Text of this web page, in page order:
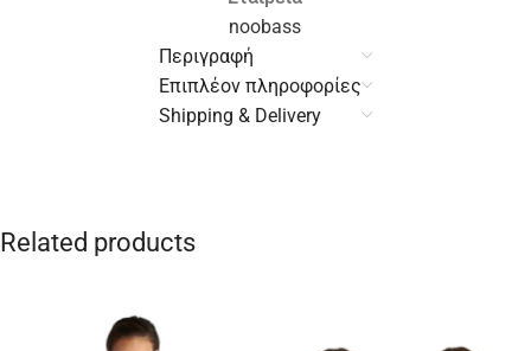
noobass
Περιγραφή
Επιπλέον πληροφορίες
Shipping & Delivery
Related products